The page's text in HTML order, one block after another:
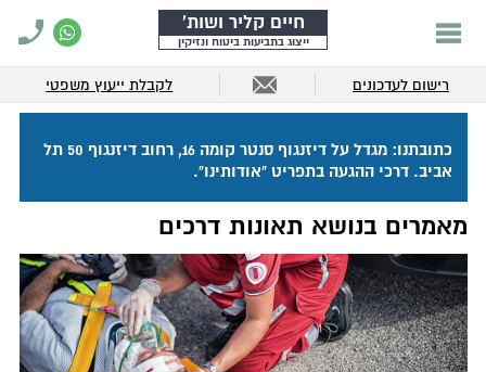
חיים קליר ושות'
ייצוג בתביעות ביטוח ונזיקין
רישום לעדכונים לקבלת ייעוץ משפטי
כתובתנו: מגדל על דיזנגוף סנטר קומה 16, רחוב דיזנגוף 50 תל
אביב. דרכי ההגעה בתפריט "אודותינו".
מאמרים בנושא תאונות דרכים